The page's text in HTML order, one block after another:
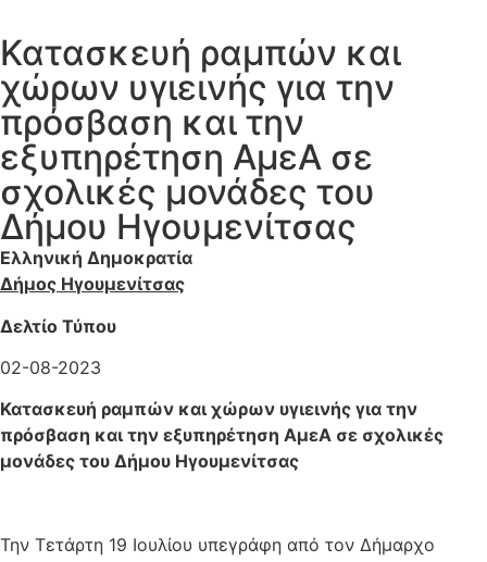
Κατασκευή ραμπών και
χώρων υγιεινής για την
πρόσβαση και την
εξυπηρέτηση ΑμεΑ σε
σχολικές μονάδες του
Δήμου Ηγουμενίτσας
Ελληνική Δημοκρατία
Δήμος Ηγουμενίτσας
Δελτίο Τύπου
02-08-2023
Κατασκευή ραμπών και χώρων υγιεινής για την
πρόσβαση και την εξυπηρέτηση ΑμεΑ σε σχολικές
μονάδες του Δήμου Ηγουμενίτσας
Την Τετάρτη 19 Ιουλίου υπεγράφη από τον Δήμαρχο